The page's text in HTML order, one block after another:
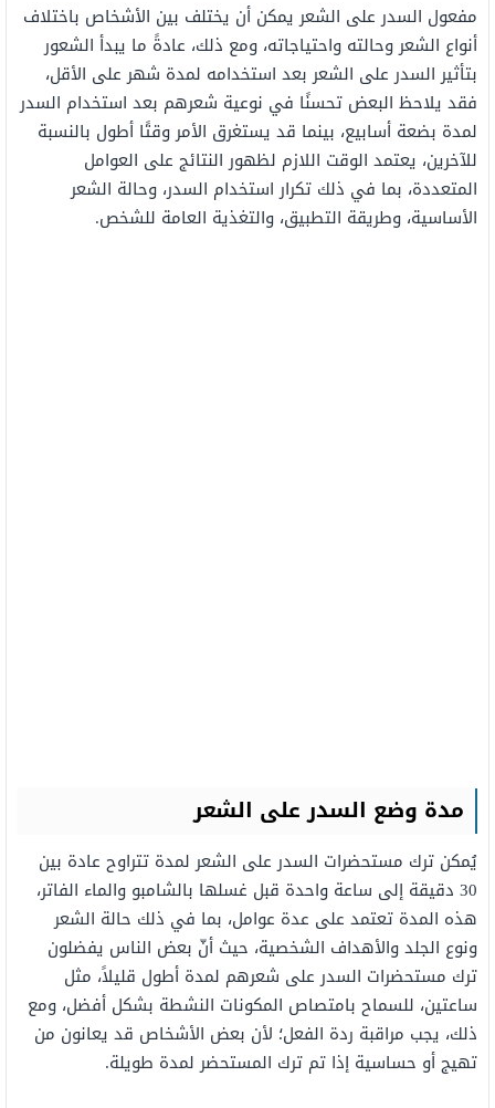
مفعول السدر على الشعر يمكن أن يختلف بين الأشخاص باختلاف
أنواع الشعر وحالته واحتياجاته، ومع ذلك، عادةً ما يبدأ الشعور
بتأثير السدر على الشعر بعد استخدامه لمدة شهر على الأقل،
فقد يلاحظ البعض تحسنًا في نوعية شعرهم بعد استخدام السدر
لمدة بضعة أسابيع، بينما قد يستغرق الأمر وقتًا أطول بالنسبة
للآخرين، يعتمد الوقت اللازم لظهور النتائج على العوامل
المتعددة، بما في ذلك تكرار استخدام السدر، وحالة الشعر
الأساسية، وطريقة التطبيق، والتغذية العامة للشخص.
مدة وضع السدر على الشعر
يُمكن ترك مستحضرات السدر على الشعر لمدة تتراوح عادة بين
30 دقيقة إلى ساعة واحدة قبل غسلها بالشامبو والماء الفاتر،
هذه المدة تعتمد على عدة عوامل، بما في ذلك حالة الشعر
ونوع الجلد والأهداف الشخصية، حيث أنّ بعض الناس يفضلون
ترك مستحضرات السدر على شعرهم لمدة أطول قليلاً، مثل
ساعتين، للسماح بامتصاص المكونات النشطة بشكل أفضل، ومع
ذلك، يجب مراقبة ردة الفعل؛ لأن بعض الأشخاص قد يعانون من
تهيج أو حساسية إذا تم ترك المستحضر لمدة طويلة.